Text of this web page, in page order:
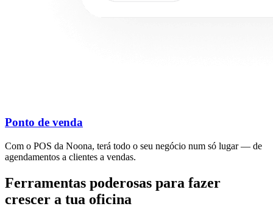
Ponto de venda
Com o POS da Noona, terá todo o seu negócio num só lugar — de
agendamentos a clientes a vendas.
Ferramentas poderosas para fazer
crescer a tua oficina